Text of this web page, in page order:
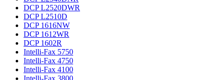
DCP L2520DWR
DCP L2510D
DCP 1616NW
DCP 1612WR
DCP 1602R
Intelli-Fax 5750
Intelli-Fax 4750
Intelli-Fax 4100
Intelli-Fax 3800